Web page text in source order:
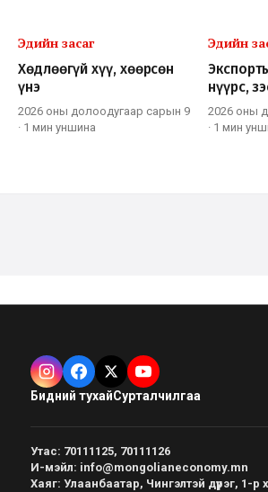
Эдийн засаг
Хөдлөөгүй хүү, хөөрсөн
үнэ
2026 оны долоодугаар сарын 9
· 1 мин уншина
Эдийн
нүүрс,
2026 оны
· 1 мин
Бидний тухайСурталчилгаа
Утас: 70111125, 70111126
И-мэйл: info@mongolianeconomy.mn
Хаяг: Улаанбаатар, Чингэлтэй дүүрэг, 1-